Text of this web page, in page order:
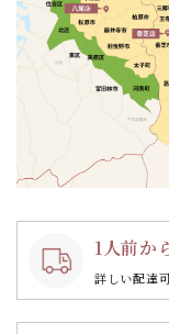
1人前か
詳しい配達